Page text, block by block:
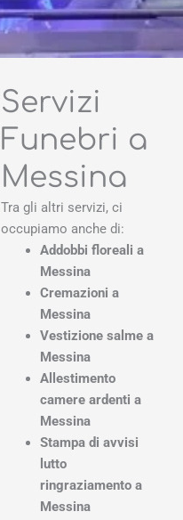
Servizi
Funebri a
Messina
Tra gli altri servizi, ci
occupiamo anche di:
Addobbi floreali a
Messina
Cremazioni a
Messina
Vestizione salme a
Messina
Allestimento
camere ardenti a
Messina
Stampa di avvisi
lutto
ringraziamento a
Messina